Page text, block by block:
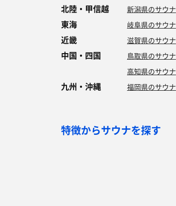
北陸・甲信越 新潟県のサウナ
東海 岐阜県のサウナ
近畿 滋賀県のサウナ
中国・四国 鳥取県のサウナ
高知県のサウナ
九州・沖縄 福岡県のサウナ
特徴からサウナを探す